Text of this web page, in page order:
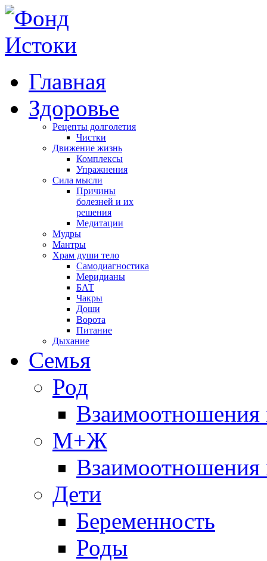
Главная
Здоровье
Рецепты долголетия
Чистки
Движение жизнь
Комплексы
Упражнения
Сила мысли
Причины
болезней и их
решения
Медитации
Мудры
Мантры
Храм души тело
Самодиагностика
Меридианы
БАТ
Чакры
Доши
Ворота
Питание
Дыхание
Семья
Род
М+Ж
Дети
Беременность
Роды